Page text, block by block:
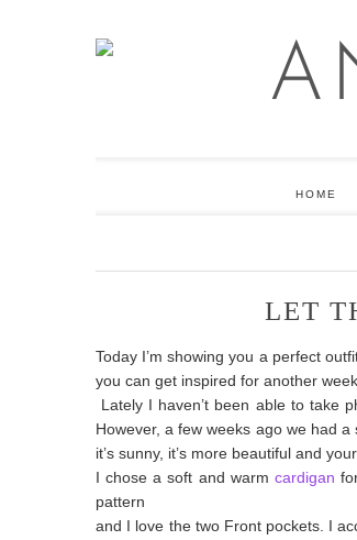
HOME
LET
Today I’m showing you a perfect
you can get inspired for another
Lately I haven’t been able to take
However, a few weeks ago we had
it’s sunny, it’s more beautiful and
I chose a soft and warm cardigan
pattern
and I love the two Front pockets. I